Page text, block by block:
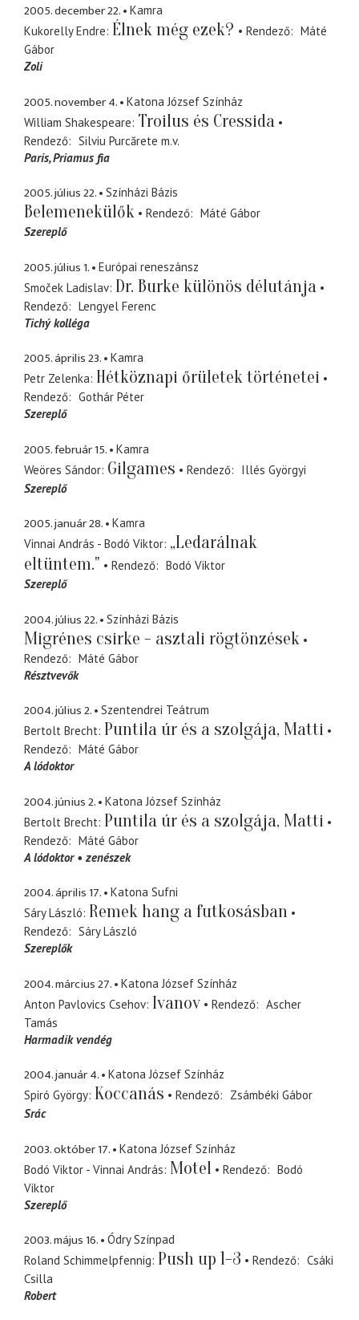
2005. december 22.
Kamra
Kukorelly Endre Élnek még ezek? Rendező
Máté
Gábor
Zoli
2005. november 4.
Katona József Színház
William Shakespeare Troilus és Cressida
Rendező Silviu Purcărete m.v.
Paris Priamus fia
2005. július 22. Színházi Bázis
Belemenekülők Rendező
Máté Gábor
Szereplő
2005. július 1.
Európai reneszánsz
Smoček Ladislav Dr. Burke különös délutánja
Rendező
Lengyel Ferenc
Tichý kolléga
2005. április 23.
Kamra
Petr Zelenka Hétköznapi őrületek történetei
Rendező
Gothár Péter
Szereplő
2005. február 15.
Kamra
Weöres Sándor Gilgames Rendező
Illés Györgyi
Szereplő
2005. január 28.
Kamra
Vinnai András - Bodó Viktor „Ledarálnak
eltüntem."
Rendező
Bodó Viktor
Szereplő
2004. július 22. Színházi Bázis
Migrénes csirke - asztali rögtönzések
Rendező
Máté Gábor
Résztvevők
2004. július 2.
Szentendrei Teátrum
Bertolt Brecht Puntila úr és a szolgája, Matti
Rendező
Máté Gábor
A lódoktor
2004. június 2.
Katona József Színház
Bertolt Brecht Puntila úr és a szolgája, Matti
Rendező
Máté Gábor
A lódoktor
zenészek
2004. április 17.
Katona Sufni
Sáry László Remek hang a futkosásban
Rendező
Sáry László
Szereplők
2004. március 27.
Katona József Színház
Anton Pavlovics Csehov Ivanov Rendező
Ascher
Tamás
Harmadik vendég
2004. január 4.
Katona József Színház
Spiró György Koccanás Rendező
Zsámbéki Gábor
Srác
2003. október 17.
Katona József Színház
Bodó Viktor - Vinnai András Motel Rendező
Bodó
Viktor
Szereplő
2003. május 16.
Ódry Színpad
Roland Schimmelpfennig Push up 1-3 Rendező
Csáki
Csilla
Robert